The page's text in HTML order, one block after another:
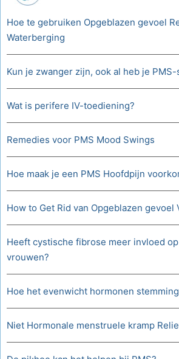
Hoe te gebruiken Opgeblazen gevoel
Waterberging
Kun je zwanger zijn, ook al heb je
Wat is perifere IV-toediening?
Remedies voor PMS Mood Swings
Hoe maak je een PMS Hoofdpijn
How to Get Rid van Opgeblazen gevoel
Heeft cystische fibrose meer invloed
vrouwen?
Hoe het evenwicht hormonen
Niet Hormonale menstruele kramp